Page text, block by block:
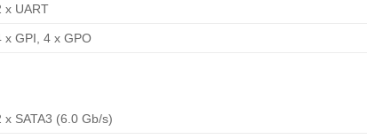
x UART
x GPI, 4 x GPO
x SATA3 (6.0 Gb/s)